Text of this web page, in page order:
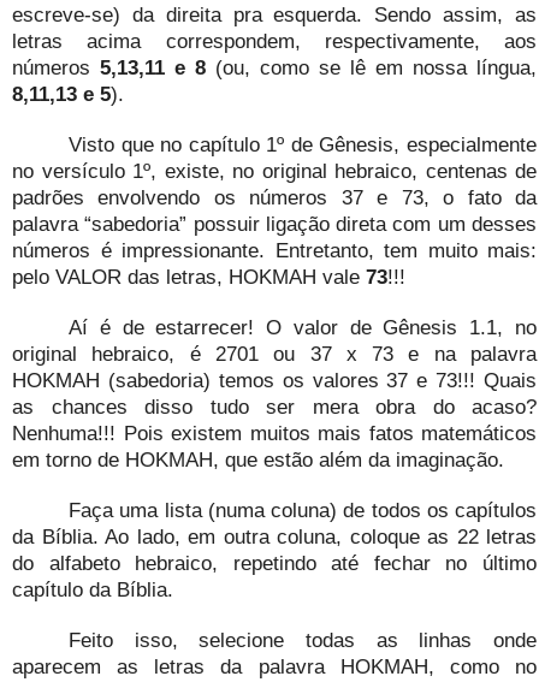
escreve-se) da direita pra esquerda. Sendo assim, as
letras acima correspondem, respectivamente, aos
números 5,13,11 e 8 (ou, como se lê em nossa língua,
8,11,13 e 5).
Visto que no capítulo 1º de Gênesis, especialmente
no versículo 1º, existe, no original hebraico, centenas de
padrões envolvendo os números 37 e 73, o fato da
palavra “sabedoria” possuir ligação direta com um desses
números é impressionante. Entretanto, tem muito mais:
pelo VALOR das letras, HOKMAH vale 73!!!
Aí é de estarrecer! O valor de Gênesis 1.1, no
original hebraico, é 2701 ou 37 x 73 e na palavra
HOKMAH (sabedoria) temos os valores 37 e 73!!! Quais
as chances disso tudo ser mera obra do acaso?
Nenhuma!!! Pois existem muitos mais fatos matemáticos
em torno de HOKMAH, que estão além da imaginação.
Faça uma lista (numa coluna) de todos os capítulos
da Bíblia. Ao lado, em outra coluna, coloque as 22 letras
do alfabeto hebraico, repetindo até fechar no último
capítulo da Bíblia.
Feito isso, selecione todas as linhas onde
aparecem as letras da palavra HOKMAH, como no